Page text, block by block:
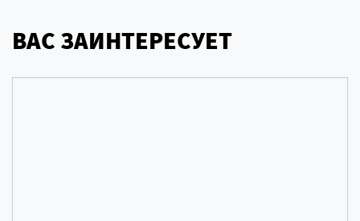
ВАС ЗАИНТЕРЕСУЕТ